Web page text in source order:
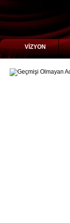
VİZYON